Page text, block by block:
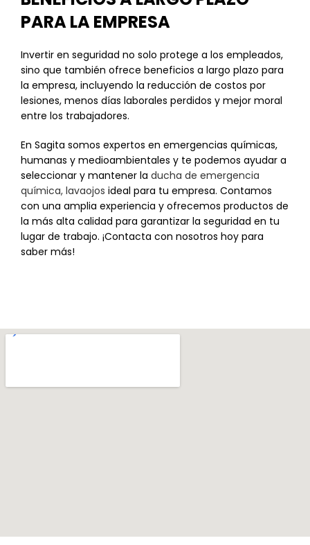
PARA LA EMPRESA
Invertir en seguridad no solo protege a los empleados,
sino que también ofrece beneficios a largo plazo para
la empresa, incluyendo la reducción de costos por
lesiones, menos días laborales perdidos y mejor moral
entre los trabajadores.
En Sagita somos expertos en emergencias químicas,
humanas y medioambientales y te podemos ayudar a
seleccionar y mantener la ducha de emergencia
química, lavaojos ideal para tu empresa. Contamos
con una amplia experiencia y ofrecemos productos de
la más alta calidad para garantizar la seguridad en tu
lugar de trabajo. ¡Contacta con nosotros hoy para
saber más!